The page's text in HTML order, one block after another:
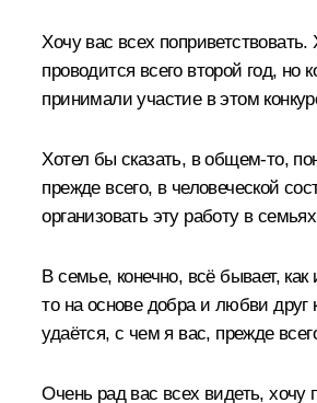
Хочу вас всех
проводится всего второй год,
принимали участие в этом
Хотел бы сказать, в общем-то,
прежде всего, в человеческой
организовать эту работу в
В семье, конечно, всё бывает,
то на основе добра и любви друг
удаётся, с чем я вас, прежде
Очень рад вас всех видеть, хочу